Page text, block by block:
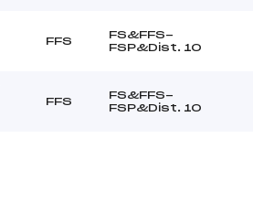
FFS
FS&FFS-
FSP&Dist. 10
FFS
FS&FFS-
FSP&Dist. 10